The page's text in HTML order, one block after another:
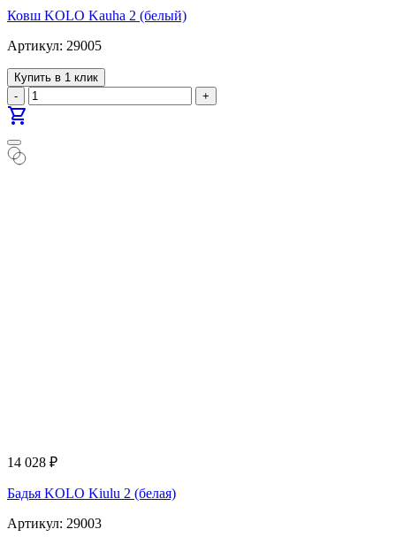
Ковш KOLO Kauha 2 (белый)
Артикул: 29005
Купить в 1 клик
-
+
shopping_cart
14 028 ₽
Бадья KOLO Kiulu 2 (белая)
Артикул: 29003